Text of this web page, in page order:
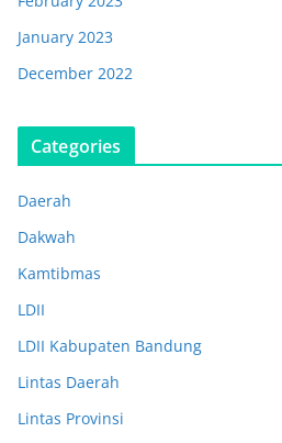
January 2023
December 2022
Categories
Daerah
Dakwah
Kamtibmas
LDII
LDII Kabupaten Bandung
Lintas Daerah
Lintas Provinsi